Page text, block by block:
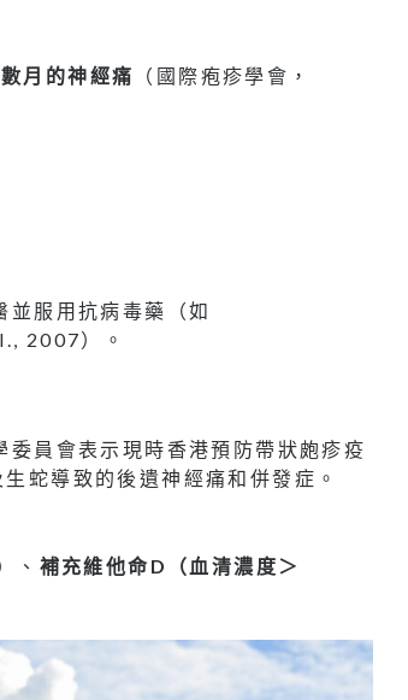
月的神經痛
（國際疱疹學會，
並服用抗病毒藥（如
2007）。
員會表示現時香港預防帶狀皰疹疫
蛇導致的後遺神經痛和併發症。
、 補充維他命D（血清濃度＞